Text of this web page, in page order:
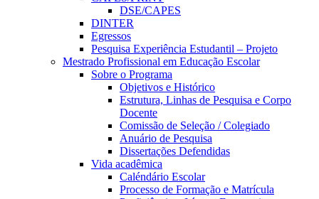
DSE/CAPES
DINTER
Egressos
Pesquisa Experiência Estudantil – Projeto
Mestrado Profissional em Educação Escolar
Sobre o Programa
Objetivos e Histórico
Estrutura, Linhas de Pesquisa e Corpo
Docente
Comissão de Seleção / Colegiado
Anuário de Pesquisa
Dissertações Defendidas
Vida acadêmica
Caléndário Escolar
Processo de Formação e Matrícula